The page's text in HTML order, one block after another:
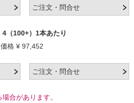
（100+）1本あたり
格 ¥ 97,452
合があります。